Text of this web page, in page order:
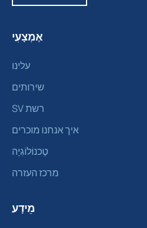
אֶמְצָעִי
עלינו
שירותים
רשת SV
איך אנחנו מוכרים
טֶכנוֹלוֹגִיָה
מרכז העזרה
מֵידָע